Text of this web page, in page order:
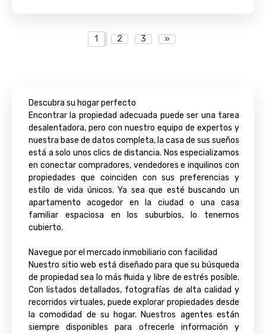
1 2 3 »
Descubra su hogar perfecto
Encontrar la propiedad adecuada puede ser una tarea
desalentadora, pero con nuestro equipo de expertos y
nuestra base de datos completa, la casa de sus sueños
está a solo unos clics de distancia. Nos especializamos
en conectar compradores, vendedores e inquilinos con
propiedades que coinciden con sus preferencias y
estilo de vida únicos. Ya sea que esté buscando un
apartamento acogedor en la ciudad o una casa
familiar espaciosa en los suburbios, lo tenemos
cubierto.
Navegue por el mercado inmobiliario con facilidad
Nuestro sitio web está diseñado para que su búsqueda
de propiedad sea lo más fluida y libre de estrés posible.
Con listados detallados, fotografías de alta calidad y
recorridos virtuales, puede explorar propiedades desde
la comodidad de su hogar. Nuestros agentes están
siempre disponibles para ofrecerle información y